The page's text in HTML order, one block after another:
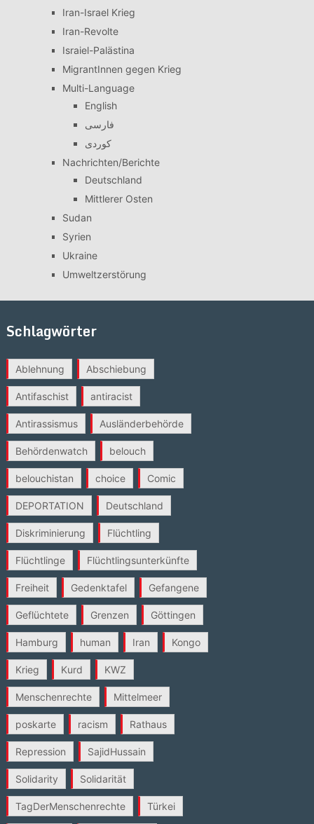
Iran-Israel Krieg
Iran-Revolte
Israiel-Palästina
MigrantInnen gegen Krieg
Multi-Language
English
فارسی
کوردی
Nachrichten/Berichte
Deutschland
Mittlerer Osten
Sudan
Syrien
Ukraine
Umweltzerstörung
Schlagwörter
Ablehnung Abschiebung
Antifaschist antiracist
Antirassismus Ausländerbehörde
Behördenwatch belouch
belouchistan choice Comic
DEPORTATION Deutschland
Diskriminierung Flüchtling
Flüchtlinge Flüchtlingsunterkünfte
Freiheit Gedenktafel Gefangene
Geflüchtete Grenzen Göttingen
Hamburg human Iran Kongo
Krieg Kurd KWZ
Menschenrechte Mittelmeer
poskarte racism Rathaus
Repression SajidHussain
Solidarity Solidarität
TagDerMenschenrechte Türkei